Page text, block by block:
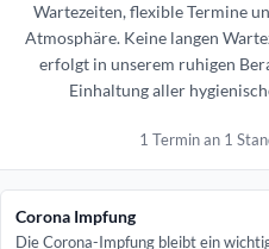
Wartezeiten, flexible Termine
Atmosphäre. Keine langen
erfolgt in unserem ruhigen
Einhaltung aller
1 Termin an 1
Corona Impfung
Die Corona-Impfung bleibt ein